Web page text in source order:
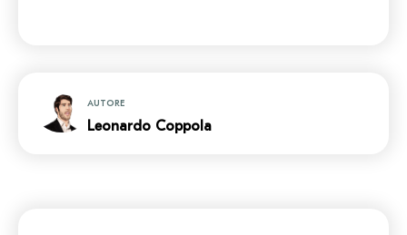
AUTORE
Leonardo Coppola